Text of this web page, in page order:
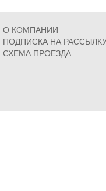
О КОМПАНИИ
ПОДПИСКА НА
СХЕМА ПРОЕЗДА